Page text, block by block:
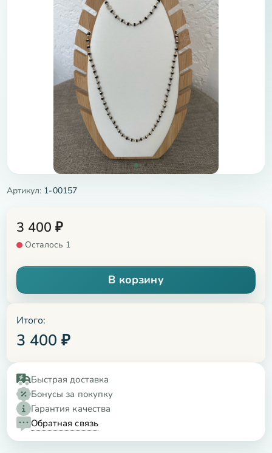
Артикул: 1-00157
3 400 ₽
Осталось 1
В корзину
Итого:
3 400 ₽
Быстрая доставка
Бонусы за покупку
Гарантия качества
Обратная связь